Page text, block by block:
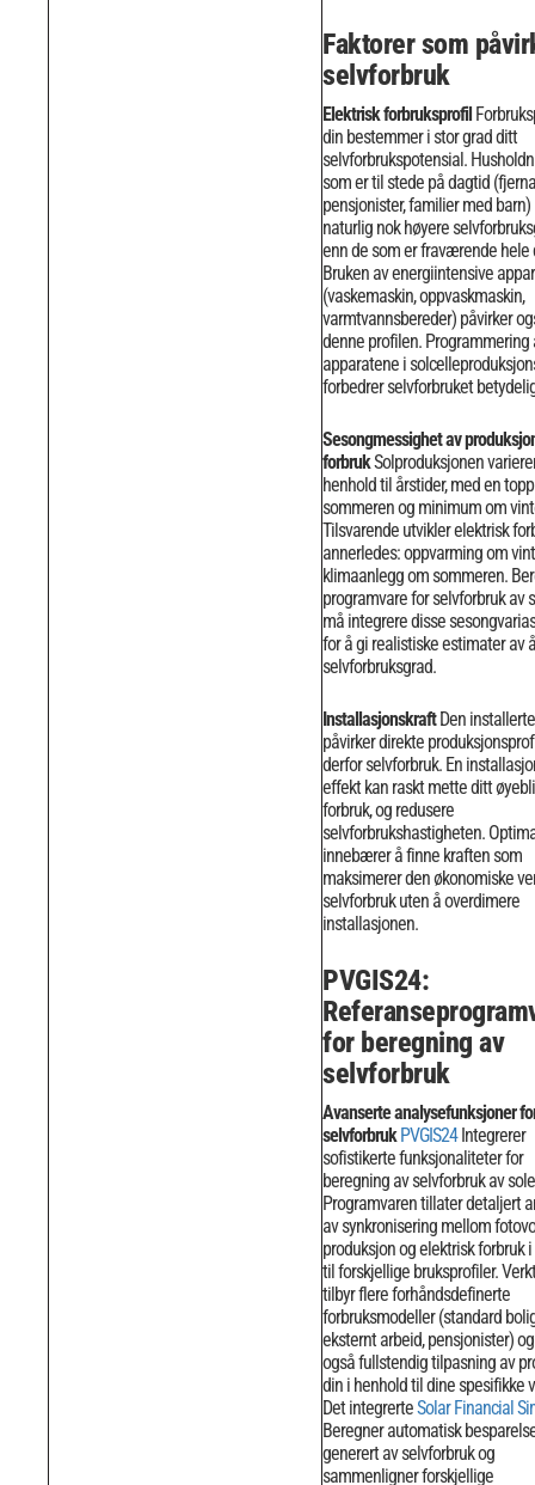
Faktorer som
selvforbruk
Elektrisk forbruksprofil
din bestemmer i stor grad ditt
selvforbrukspotensial.
som er til stede på dagtid
pensjonister, familier med barn)
naturlig nok høyere
enn de som er fraværende hele
Bruken av energiintensive
(vaskemaskin, oppvaskmaskin,
varmtvannsbereder) påvirker
denne profilen. Programmering
apparatene i
forbedrer selvforbruket
Sesongmessighet av
forbrukSolproduksjonen
henhold til årstider, med en
sommeren og minimum om
Tilsvarende utvikler elektrisk
annerledes: oppvarming om
klimaanlegg om sommeren.
programvare for selvforbruk av
må integrere disse
for å gi realistiske estimater av
selvforbruksgrad.
InstallasjonskraftDen
påvirker direkte
derfor selvforbruk. En
effekt kan raskt mette ditt
forbruk, og redusere
selvforbrukshastigheten.
innebærer å finne kraften som
maksimerer den økonomiske
selvforbruk uten å overdimere
installasjonen.
PVGIS24:
for beregning av
selvforbruk
Avanserte analysefunksjoner
selvforbruk PVGIS24Integrerer
sofistikerte funksjonaliteter for
beregning av selvforbruk av
Programvaren tillater detaljert
av synkronisering mellom
produksjon og elektrisk forbruk
til forskjellige bruksprofiler.
tilbyr flere forhåndsdefinerte
forbruksmodeller (standard
eksternt arbeid, pensjonister)
også fullstendig tilpasning av
din i henhold til dine spesifikke
Det integrerteSolar Financial
Beregner automatisk
generert av selvforbruk og
sammenligner forskjellige